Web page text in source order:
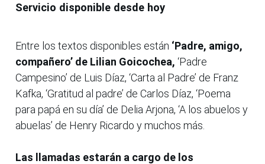
Servicio disponible desde hoy
Entre los textos disponibles están ‘Padre, amigo,
compañero’ de Lilian Goicochea, ‘Padre
Campesino’ de Luis Díaz, ‘Carta al Padre’ de Franz
Kafka, ‘Gratitud al padre’ de Carlos Díaz, ‘Poema
para papá en su día’ de Delia Arjona, ‘A los abuelos y
abuelas’ de Henry Ricardo y muchos más.
Las llamadas estarán a cargo de los